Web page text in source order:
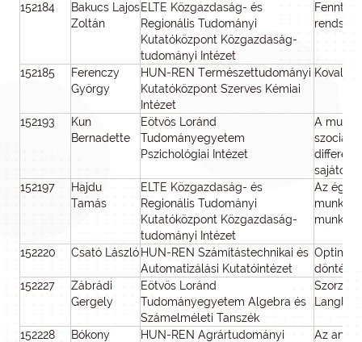
152184
Bakucs Lajos
Zoltán
ELTE Közgazdaság- és
Regionális Tudományi
Kutatóközpont Közgazdaság-
tudományi Intézet
152185
Ferenczy
György
HUN-REN Természettudományi
Kutatóközpont Szerves Kémiai
Intézet
152193
Kun
Bernadette
Eötvös Loránd
Tudományegyetem
Pszichológiai Intézet
A
szociális
152197
Hajdu
Tamás
ELTE Közgazdaság- és
Regionális Tudományi
Kutatóközpont Közgazdaság-
tudományi Intézet
Az
152220 Csató László HUN-REN Számítástechnikai és
Automatizálási Kutatóintézet
152227
Zábrádi
Gergely
Eötvös Loránd
Tudományegyetem Algebra és
Számelméleti Tanszék
152228
Bókony
HUN-REN Agrártudományi
Az